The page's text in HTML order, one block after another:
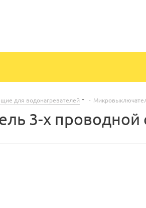
для водонагревателей -
3-х